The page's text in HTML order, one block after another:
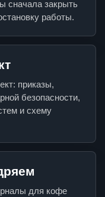
сначала закрыть
работы.
приказы,
безопасности,
и схему
для кофе